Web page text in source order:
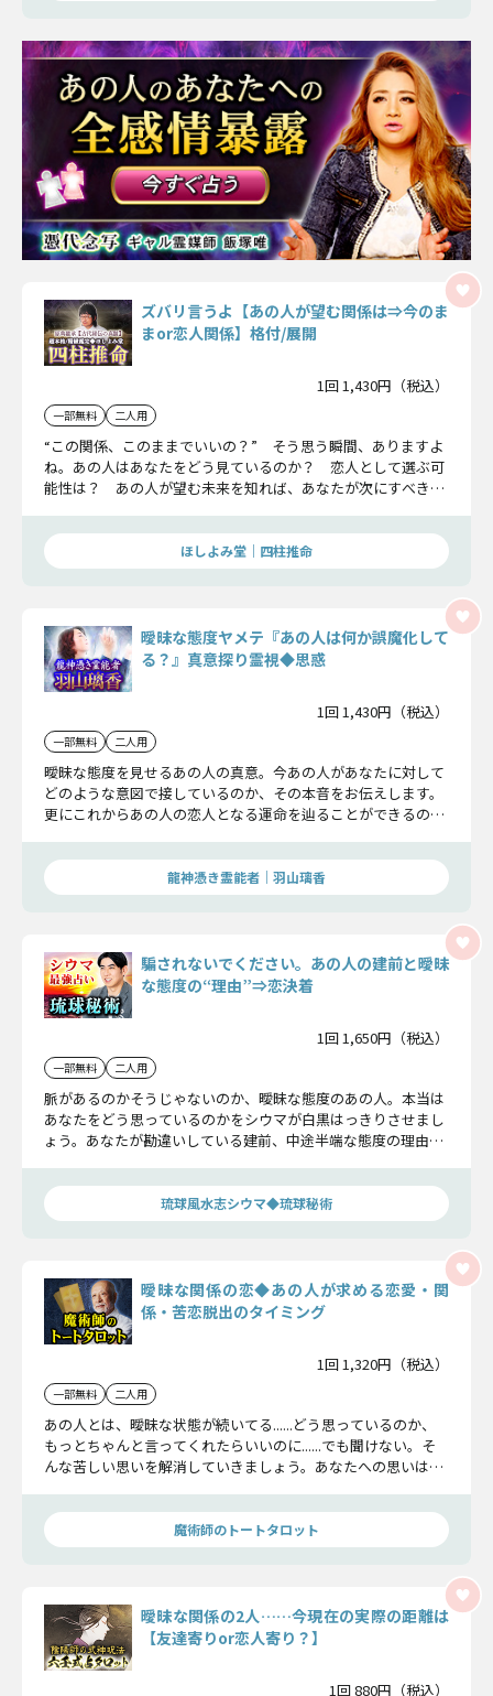
ズバリ言うよ【あの人が望む関係は⇒今のま
まor恋人関係】格付/展開
1回 1,430円（税込）
一部無料 二人用
“この関係、このままでいいの？” そう思う瞬間、ありますよ
ね。あの人はあなたをどう見ているのか？ 恋人として選ぶ可
能性は？ あの人が望む未来を知れば、あなたが次にすべきこ
ほしよみ堂｜四柱推命
曖昧な態度ヤメテ『あの人は何か誤魔化して
る？』真意探り霊視◆思惑
1回 1,430円（税込）
一部無料 二人用
曖昧な態度を見せるあの人の真意。今あの人があなたに対して
どのような意図で接しているのか、その本音をお伝えします。
更にこれからあの人の恋人となる運命を辿ることができるの
龍神憑き霊能者｜羽山璃香
騙されないでください。あの人の建前と曖昧
な態度の“理由”⇒恋決着
1回 1,650円（税込）
一部無料 二人用
脈があるのかそうじゃないのか、曖昧な態度のあの人。本当は
あなたをどう思っているのかをシウマが白黒はっきりさせまし
ょう。あなたが勘違いしている建前、中途半端な態度の理由、
もきちんとお話ししますよ。
琉球風水志シウマ◆琉球秘術
曖昧な関係の恋◆あの人が求める恋愛・関
係・苦恋脱出のタイミング
1回 1,320円（税込）
一部無料 二人用
あの人とは、曖昧な状態が続いてる......どう思っているのか、
もっとちゃんと言ってくれたらいいのに......でも聞けない。そ
んな苦しい思いを解消していきましょう。あなたへの思いはも
きかまでを教えます。
魔術師のトートタロット
曖昧な関係の2人……今現在の実際の距離は
【友達寄りor恋人寄り？】
1回 880円（税込）